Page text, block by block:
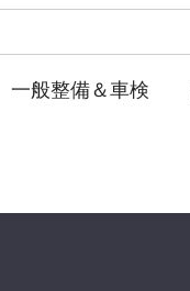
一般整備＆車検